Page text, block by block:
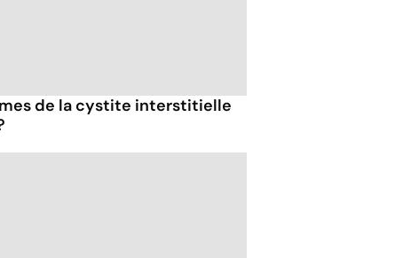
de la cystite interstitielle